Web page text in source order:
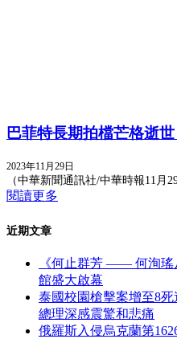
巴菲特長期拍檔芒格逝
2023年11月29日
（中華新聞通訊社/中華時報11月
閱讀更多
近期文章
《何止群芳 —— 何洵瑤
館盛大啟幕
泰國校園槍擊案增至8
總理深感震驚和悲痛
俄羅斯入侵烏克蘭第